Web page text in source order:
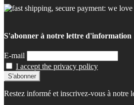
S'abonner à notre lettre d'information
E-mail
I accept the privacy policy
Restez informé et inscrivez-vous à notre